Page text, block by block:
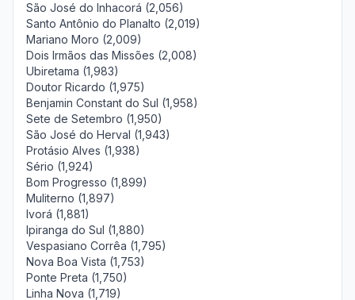
São José do Inhacorá (2,056)
Santo Antônio do Planalto (2,019)
Mariano Moro (2,009)
Dois Irmãos das Missões (2,008)
Ubiretama (1,983)
Doutor Ricardo (1,975)
Benjamin Constant do Sul (1,958)
Sete de Setembro (1,950)
São José do Herval (1,943)
Protásio Alves (1,938)
Sério (1,924)
Bom Progresso (1,899)
Muliterno (1,897)
Ivorá (1,881)
Ipiranga do Sul (1,880)
Vespasiano Corrêa (1,795)
Nova Boa Vista (1,753)
Ponte Preta (1,750)
Linha Nova (1,719)